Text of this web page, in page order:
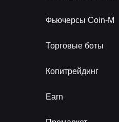
Фьючерсы Coin-M
Торговые боты
Копитрейдинг
Earn